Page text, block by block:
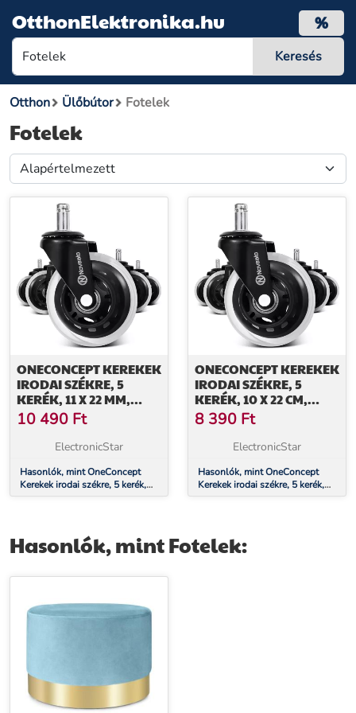
OtthonElektronika.hu %
Otthon Ülőbútor Fotelek
Fotelek
ONECONCEPT KEREKEK
IRODAI SZÉKRE, 5
KERÉK, 11 X 22 MM,
360°-BAN FORGÓ,
CSERÉLHETŐ,
KARCOLÁSOK NÉLKÜL,
10 490 Ft
ElectronicStar
Hasonlók, mint OneConcept
Kerekek irodai székre, 5 kerék,
11 x 22 mm, 360°-ban forgó,
ONECONCEPT KEREKEK
IRODAI SZÉKRE, 5
KERÉK, 10 X 22 CM,
360°-OS SZÖGBEN
FORGÓ, CSERÉLHETŐ,
KARCOLÁSOK NÉLKÜL
8 390 Ft
ElectronicStar
Hasonlók, mint OneConcept
Kerekek irodai székre, 5 kerék,
10 x 22 cm, 360°-os szögben
Hasonlók, mint Fotelek: